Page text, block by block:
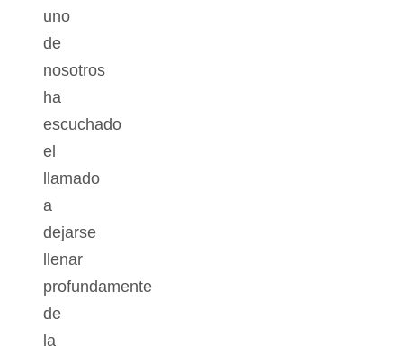
uno
de
nosotros
ha
escuchado
el
llamado
a
dejarse
llenar
profundamente
de
la